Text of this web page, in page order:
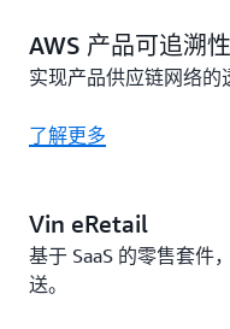
AWS 产品可追溯
实现产品供应链网络的
了解更多
Vin eRetail
基于 SaaS 的零售套件
送。